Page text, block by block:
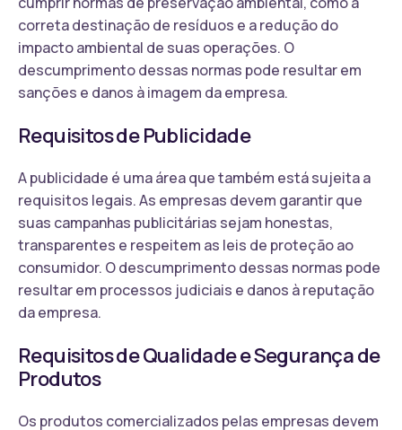
correta destinação de resíduos e a redução do
impacto ambiental de suas operações. O
descumprimento dessas normas pode resultar em
sanções e danos à imagem da empresa.
Requisitos de Publicidade
A publicidade é uma área que também está sujeita a
requisitos legais. As empresas devem garantir que
suas campanhas publicitárias sejam honestas,
transparentes e respeitem as leis de proteção ao
consumidor. O descumprimento dessas normas pode
resultar em processos judiciais e danos à reputação
da empresa.
Requisitos de Qualidade e Segurança de
Produtos
Os produtos comercializados pelas empresas devem